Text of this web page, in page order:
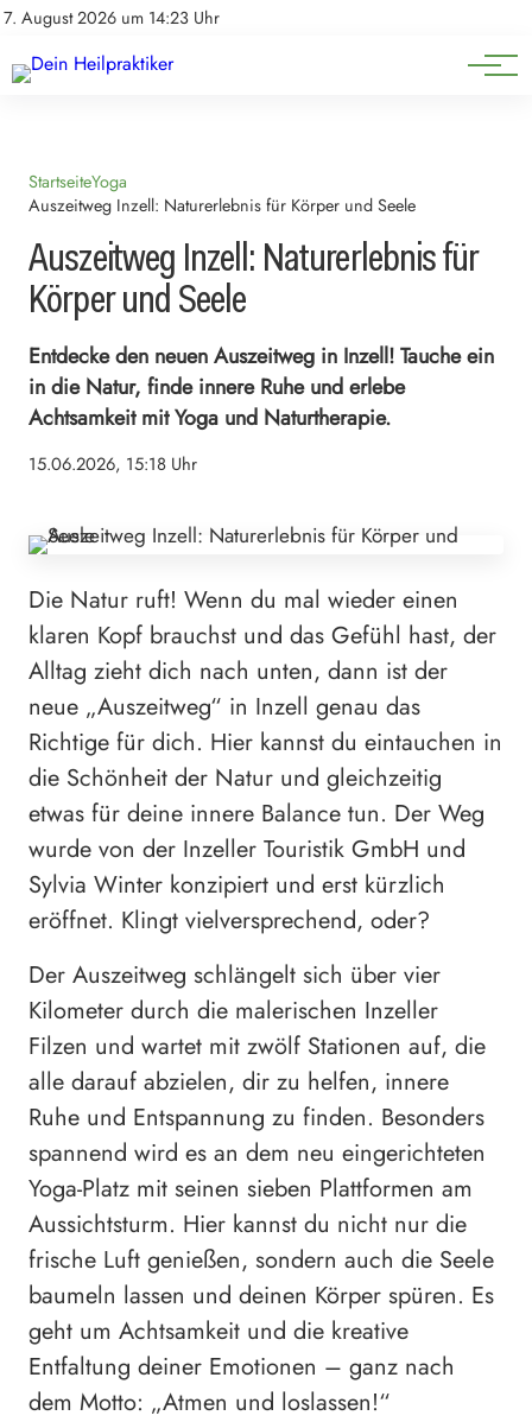
7. August 2026 um 14:23 Uhr
Impressum
Natürliche Medizin
Heilpflanzen & Kräuterkunde
StartseiteYoga
Auszeitweg Inzell: Naturerlebnis für Körper und Seele
Auszeitweg Inzell: Naturerlebnis für
Körper und Seele
Entdecke den neuen Auszeitweg in Inzell! Tauche ein
in die Natur, finde innere Ruhe und erlebe
Achtsamkeit mit Yoga und Naturtherapie.
15.06.2026, 15:18 Uhr
Die Natur ruft! Wenn du mal wieder einen
klaren Kopf brauchst und das Gefühl hast, der
Alltag zieht dich nach unten, dann ist der
neue „Auszeitweg“ in Inzell genau das
Richtige für dich. Hier kannst du eintauchen in
die Schönheit der Natur und gleichzeitig
etwas für deine innere Balance tun. Der Weg
wurde von der Inzeller Touristik GmbH und
Sylvia Winter konzipiert und erst kürzlich
eröffnet. Klingt vielversprechend, oder?
Der Auszeitweg schlängelt sich über vier
Kilometer durch die malerischen Inzeller
Filzen und wartet mit zwölf Stationen auf, die
alle darauf abzielen, dir zu helfen, innere
Ruhe und Entspannung zu finden. Besonders
spannend wird es an dem neu eingerichteten
Yoga-Platz mit seinen sieben Plattformen am
Aussichtsturm. Hier kannst du nicht nur die
frische Luft genießen, sondern auch die Seele
baumeln lassen und deinen Körper spüren. Es
geht um Achtsamkeit und die kreative
Entfaltung deiner Emotionen – ganz nach
dem Motto: „Atmen und loslassen!“